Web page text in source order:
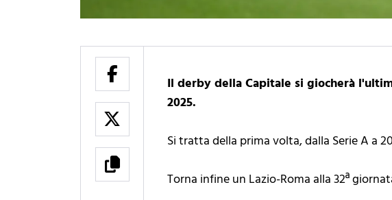
Il derby della Capitale si giocherà
2025.
Si tratta della prima volta, dalla Serie A a
Torna infine un Lazio-Roma alla 32ª